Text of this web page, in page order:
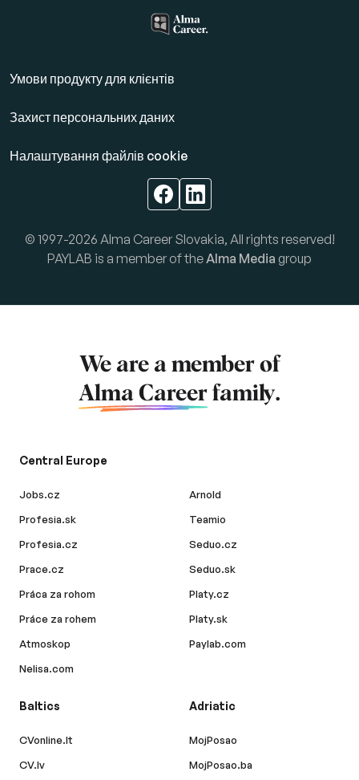
Умови продукту для клієнтів
Захист персональних даних
Налаштування файлів cookie
© 1997-2026 Alma Career Slovakia, All rights reserved!
PAYLAB is a member of the Alma Media group
We are a member of
Alma Career family.
Central Europe
Jobs.cz
Profesia.sk
Profesia.cz
Prace.cz
Práca za rohom
Práce za rohem
Atmoskop
Nelisa.com
Arnold
Teamio
Seduo.cz
Seduo.sk
Platy.cz
Platy.sk
Paylab.com
Baltics
CVonline.lt
CV.lv
Adriatic
MojPosao
MojPosao.ba